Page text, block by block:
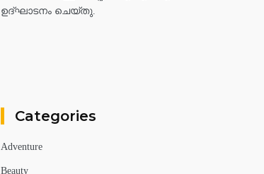
ഉദ്ഘാടനം ചെയ്തു.
Categories
Adventure
Beauty